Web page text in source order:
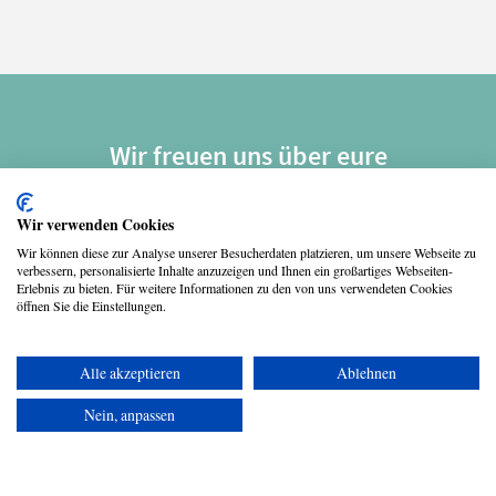
Wir freuen uns über eure
Copyright © 2026 UmspannwerX Zukunft GmbH
Wir verwenden Cookies
Wir können diese zur Analyse unserer Besucherdaten platzieren, um unsere Webseite zu
verbessern, personalisierte Inhalte anzuzeigen und Ihnen ein großartiges Webseiten-
Erlebnis zu bieten. Für weitere Informationen zu den von uns verwendeten Cookies
öffnen Sie die Einstellungen.
Alle akzeptieren
Ablehnen
Nein, anpassen